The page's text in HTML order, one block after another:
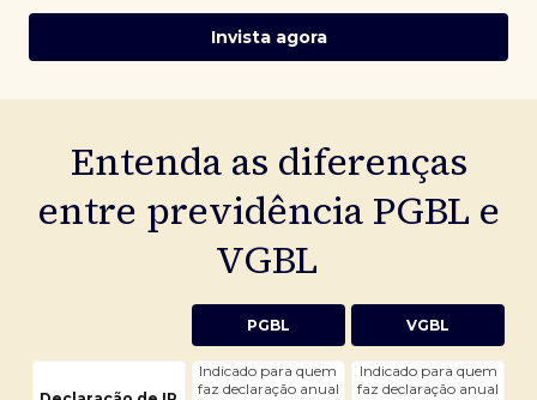
Invista agora
Entenda as diferenças
entre previdência PGBL e
VGBL
PGBL VGBL
Indicado para quem
faz declaração anual
Indicado para quem
faz declaração anual